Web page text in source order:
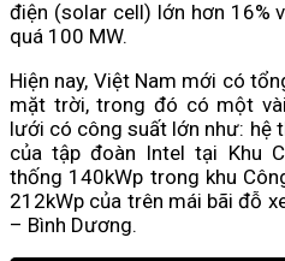
điện (solar cell) lớn hơn 16%
quá 100 MW.
Hiện nay, Việt Nam mới có
mặt trời, trong đó có một
lưới có công suất lớn như: hệ
của tập đoàn Intel tại Khu
thống 140kWp trong khu
212kWp của trên mái bãi đỗ
– Bình Dương.